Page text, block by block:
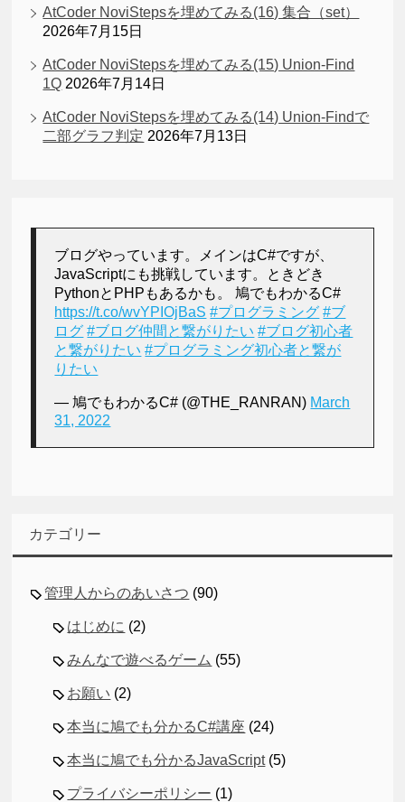
AtCoder NoviStepsを埋めてみる(16) 集合（set）
2026年7月15日
AtCoder NoviStepsを埋めてみる(15) Union-Find
1Q 2026年7月14日
AtCoder NoviStepsを埋めてみる(14) Union-Findで
二部グラフ判定 2026年7月13日
ブログやっています。メインはC#ですが、
JavaScriptにも挑戦しています。ときどき
PythonとPHPもあるかも。 鳩でもわかるC#
https://t.co/wvYPIOjBaS #プログラミング #ブ
ログ #ブログ仲間と繋がりたい #ブログ初心者
と繋がりたい #プログラミング初心者と繋が
りたい
— 鳩でもわかるC# (@THE_RANRAN) March
31, 2022
カテゴリー
管理人からのあいさつ (90)
はじめに (2)
みんなで遊べるゲーム (55)
お願い (2)
本当に鳩でも分かるC#講座 (24)
本当に鳩でも分かるJavaScript(5)
プライバシーポリシー (1)